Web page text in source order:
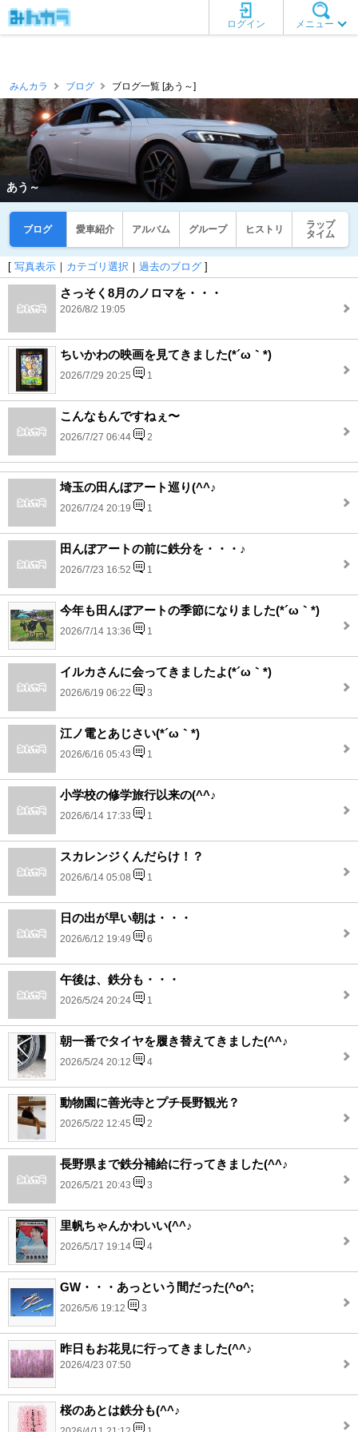
メニュー
ログイン
みんカラ ブログ ブログ一覧 [あう～]
あう～
ブログ 愛車紹介 アルバム グループ ヒストリ
ラップ
タイム
[ 写真表示 ｜ カテゴリ選択 ｜ 過去のブログ ]
さっそく8月のノロマを・・・
2026/8/2 19:05
ちいかわの映画を見てきました(*´ω｀*)
2026/7/29 20:25 1
こんなもんですねぇ〜
2026/7/27 06:44 2
埼玉の田んぼアート巡り(^^♪
2026/7/24 20:19 1
田んぼアートの前に鉄分を・・・♪
2026/7/23 16:52 1
今年も田んぼアートの季節になりました(*´ω｀*)
2026/7/14 13:36 1
イルカさんに会ってきましたよ(*´ω｀*)
2026/6/19 06:22 3
江ノ電とあじさい(*´ω｀*)
2026/6/16 05:43 1
小学校の修学旅行以来の(^^♪
2026/6/14 17:33 1
スカレンジくんだらけ！？
2026/6/14 05:08 1
日の出が早い朝は・・・
2026/6/12 19:49 6
午後は、鉄分も・・・
2026/5/24 20:24 1
朝一番でタイヤを履き替えてきました(^^♪
2026/5/24 20:12 4
動物園に善光寺とプチ長野観光？
2026/5/22 12:45 2
長野県まで鉄分補給に行ってきました(^^♪
2026/5/21 20:43 3
里帆ちゃんかわいい(^^♪
2026/5/17 19:14 4
GW・・・あっという間だった(^o^;
2026/5/6 19:12 3
昨日もお花見に行ってきました(^^♪
2026/4/23 07:50
桜のあとは鉄分も(^^♪